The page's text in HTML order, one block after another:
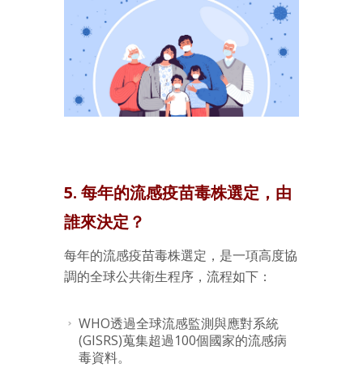
5. 每年的流感疫苗毒株選定，由
誰來決定？
每年的流感疫苗毒株選定，是一項高度協
調的全球公共衛生程序，流程如下：
WHO透過全球流感監測與應對系統
(GISRS)蒐集超過100個國家的流感病
毒資料。